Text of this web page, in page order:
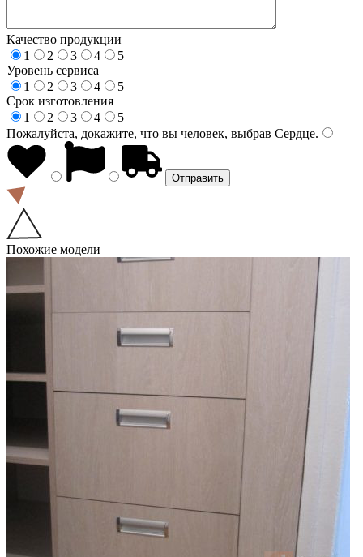
Качество продукции
1
2 3 4
5
Уровень сервиса
1
2 3 4
5
Срок изготовления
1
2 3 4
5
Пожалуйста, докажите, что вы человек, выбрав Сердце.
Похожие модели